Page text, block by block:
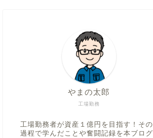
工場勤務
やまの太郎
工場勤務者が資産１億円を目指す！その
過程で学んだことや奮闘記録を本ブログ